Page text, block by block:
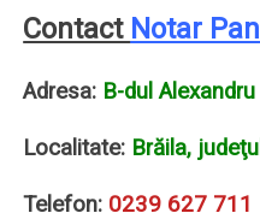
Contact Notar
Adresa: B-dul
Localitate: Brăila,
Telefon: 0239 627 711